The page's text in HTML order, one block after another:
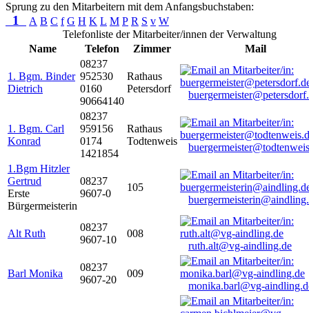
Sprung zu den Mitarbeitern mit dem Anfangsbuchstaben:
1 A B C f G H K L M P R S v W
Telefonliste der Mitarbeiter/innen der Verwaltung
Name
Telefon Zimmer Mail
1. Bgm. Binder
Dietrich
08237
952530
0160
90664140
Rathaus
Petersdorf
1. Bgm. Carl
Konrad
08237
959156
0174
1421854
Rathaus
Todtenweis
1.Bgm Hitzler
Gertrud
Erste
Bürgermeisterin
08237
9607-0
105
Alt Ruth
08237
9607-10
008
ruth.alt@vg-aindling.de
Barl Monika
08237
9607-20
009
monika.barl@vg-